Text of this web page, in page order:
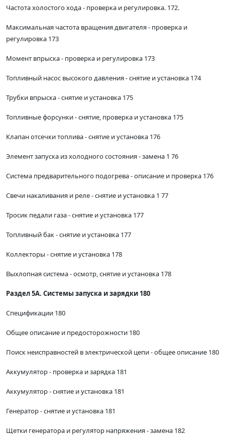
Частота холостого хода - проверка и регулировка. 172.
Максимальная частота вращения двигателя - проверка и
регулировка 173
Момент впрыска - проверка и регулировка 173
Топливный насос высокого давления - снятие и установка 174
Трубки впрыска - снятие и установка 175
Топливные форсунки - снятие, проверка и установка 175
Клапан отсечки топлива - снятие и установка 176
Элемент запуска из холодного состояния - замена 1 76
Система предварительного подогрева - описание и проверка 176
Свечи накаливания и реле - снятие и установка 1 77
Тросик педали газа - снятие и установка 177
Топливный бак - снятие и установка 177
Коллекторы - снятие и установка 178
Выхлопная система - осмотр, снятие и установка 178
Раздел 5А. Системы запуска и зарядки 180
Спецификации 180
Общее описание и предосторожности 180
Поиск неисправностей в электрической цепи - общее описание 180
Аккумулятор - проверка и зарядка 181
Аккумулятор - снятие и установка 181
Генератор - снятие и установка 181
Щетки генератора и регулятор напряжения - замена 182